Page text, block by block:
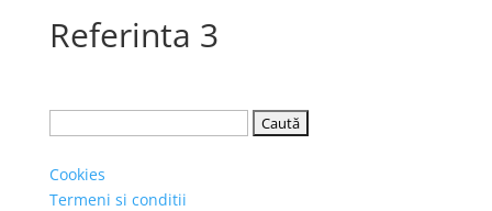
Referinta 3
Cookies
Termeni si conditii